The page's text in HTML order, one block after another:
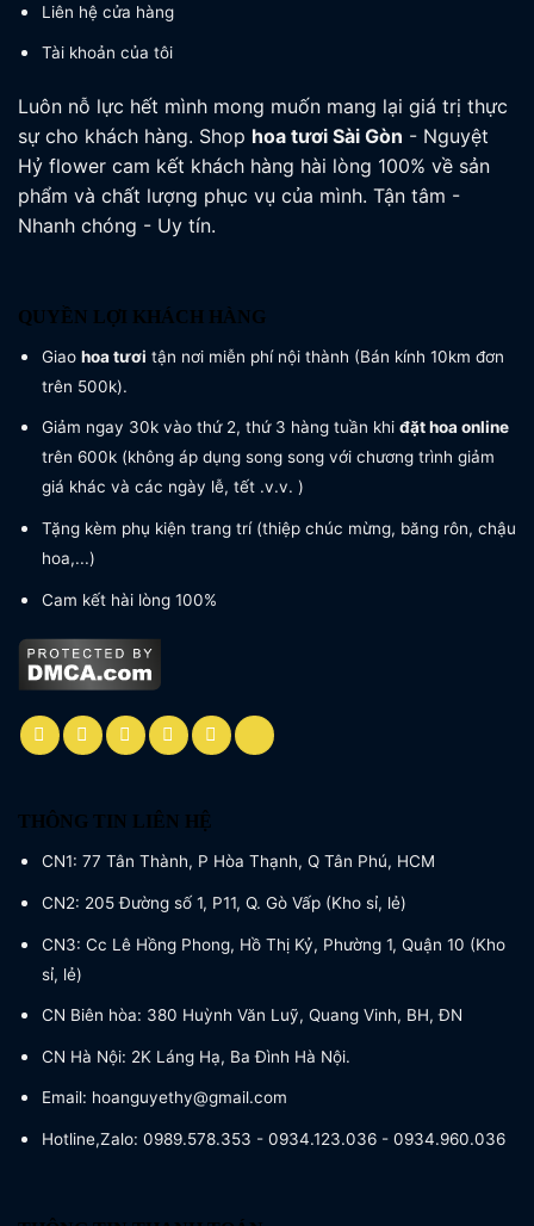
Liên hệ cửa hàng
Tài khoản của tôi
Luôn nỗ lực hết mình mong muốn mang lại giá trị thực
sự cho khách hàng. Shop hoa tươi Sài Gòn - Nguyệt
Hỷ flower cam kết khách hàng hài lòng 100% về sản
phẩm và chất lượng phục vụ của mình. Tận tâm -
Nhanh chóng - Uy tín.
QUYỀN LỢI KHÁCH HÀNG
Giao hoa tươi tận nơi miễn phí nội thành (Bán kính 10km đơn
trên 500k).
Giảm ngay 30k vào thứ 2, thứ 3 hàng tuần khi đặt hoa online
trên 600k (không áp dụng song song với chương trình giảm
giá khác và các ngày lễ, tết .v.v. )
Tặng kèm phụ kiện trang trí (thiệp chúc mừng, băng rôn, chậu
hoa,...)
Cam kết hài lòng 100%
THÔNG TIN LIÊN HỆ
CN1: 77 Tân Thành, P Hòa Thạnh, Q Tân Phú, HCM
CN2: 205 Đường số 1, P11, Q. Gò Vấp (Kho sỉ, lẻ)
CN3: Cc Lê Hồng Phong, Hồ Thị Kỷ, Phường 1, Quận 10 (Kho
sỉ, lẻ)
CN Biên hòa: 380 Huỳnh Văn Luỹ, Quang Vinh, BH, ĐN
CN Hà Nội: 2K Láng Hạ, Ba Đình Hà Nội.
Email: hoanguyethy@gmail.com
Hotline,Zalo: 0989.578.353 - 0934.123.036 - 0934.960.036